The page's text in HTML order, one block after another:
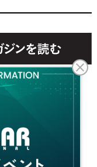
For overseas customers